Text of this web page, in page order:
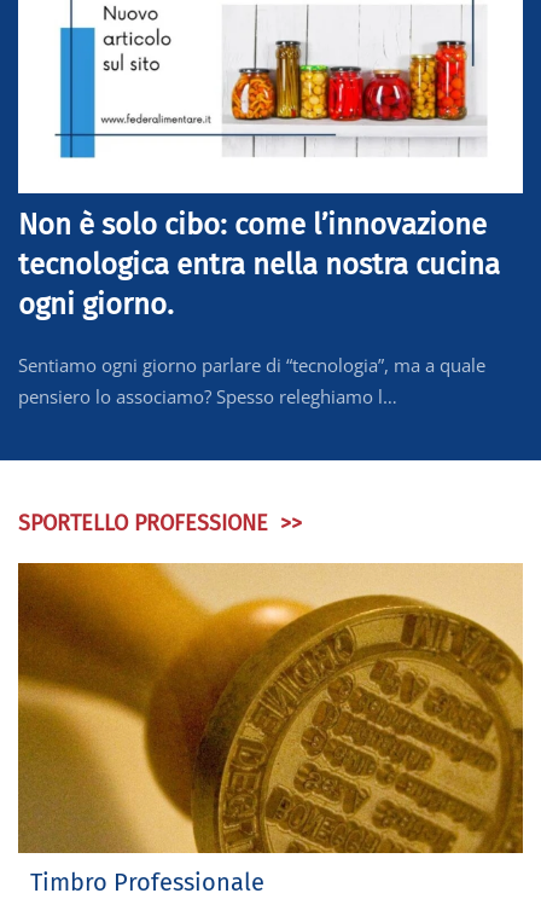
Non è solo cibo: come l’innovazione
tecnologica entra nella nostra cucina
ogni giorno.
Sentiamo ogni giorno parlare di “tecnologia”, ma a quale
pensiero lo associamo? Spesso releghiamo l…
SPORTELLO PROFESSIONE >>
Timbro Professionale